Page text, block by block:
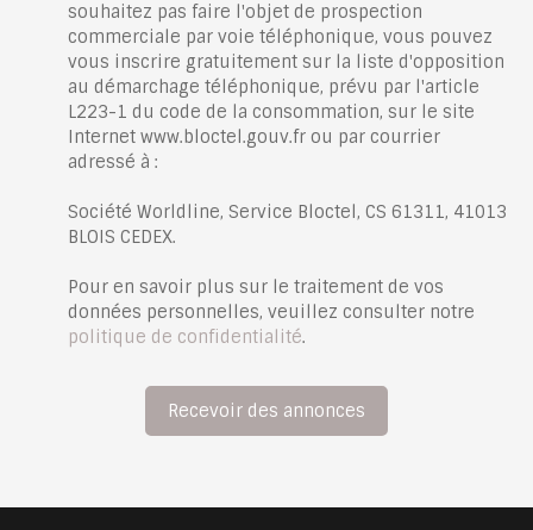
souhaitez pas faire l'objet de prospection
commerciale par voie téléphonique, vous pouvez
vous inscrire gratuitement sur la liste d'opposition
au démarchage téléphonique, prévu par l'article
L223-1 du code de la consommation, sur le site
Internet www.bloctel.gouv.fr ou par courrier
adressé à :
Société Worldline, Service Bloctel, CS 61311, 41013
BLOIS CEDEX.
Pour en savoir plus sur le traitement de vos
données personnelles, veuillez consulter notre
politique de confidentialité.
Recevoir des annonces